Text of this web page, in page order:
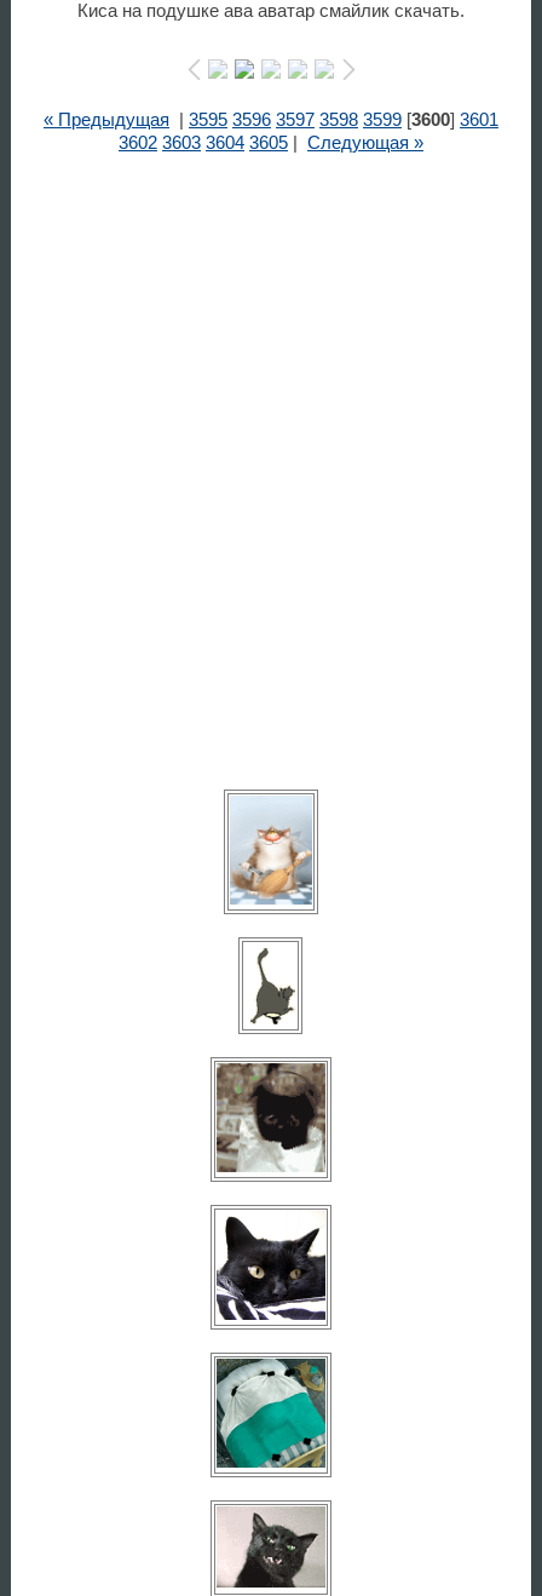
Киса на подушке ава аватар смайлик скачать.
« Предыдущая 3595 3596 3597 3598 3599[3600] 3601
3602 3603 3604 3605| Следующая »